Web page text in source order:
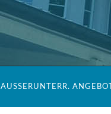
AUSSERUNTERR. ANGEBOTE